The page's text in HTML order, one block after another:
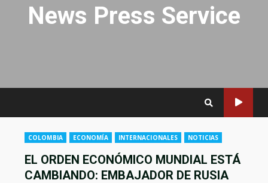
News Press Service
COLOMBIA ECONOMÍA INTERNACIONALES NOTICIAS
EL ORDEN ECONÓMICO MUNDIAL ESTÁ
CAMBIANDO: EMBAJADOR DE RUSIA